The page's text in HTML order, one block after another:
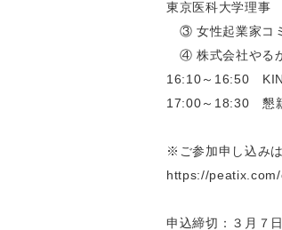
東京医科大学理事
③ 女性起業家コ
④ 株式会社やる
16:10～16:50
17:00～18:30 懇
※ご参加申し込み
https://
申込締切：３月７日